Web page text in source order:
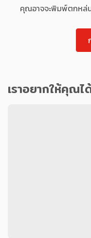
คุณอาจจะพิมพ์ตกหล่
เราอยากให้คุณไ